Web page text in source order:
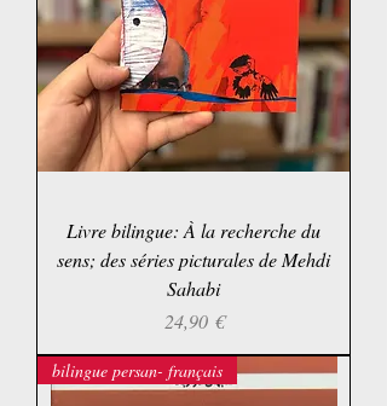
Livre bilingue: À la recherche du
sens; des séries picturales de Mehdi
Sahabi
Prix
24,90 €
bilingue persan- français